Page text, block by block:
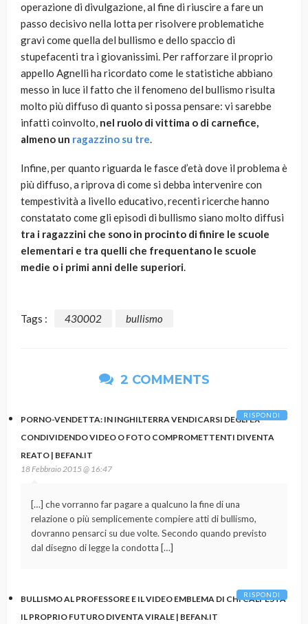
operazione di divulgazione, al fine di riuscire a fare un
passo decisivo nella lotta per risolvere problematiche
gravi come quella del bullismo e dello spaccio di
stupefacenti tra i giovanissimi. Per rafforzare il proprio
appello Agnelli ha ricordato come le statistiche abbiano
messo in luce il fatto che il fenomeno del bullismo risulta
molto più diffuso di quanto si possa pensare: vi sarebbe
infatti coinvolto, nel ruolo di vittima o di carnefice,
almeno un ragazzino su tre.
Infine, per quanto riguarda le fasce d’età dove il problema è
più diffuso, a riprova di come si debba intervenire con
tempestività a livello educativo, recenti ricerche hanno
constatato come gli episodi di bullismo siano molto diffusi
tra i ragazzini che sono in procinto di finire le scuole
elementari e tra quelli che frequentano le scuole
medie o i primi anni delle superiori.
Tags : 430002 bullismo
2 COMMENTS
PORNO-VENDETTA: IN INGHILTERRA VENDICARSI DEGLI EX
CONDIVIDENDO VIDEO O FOTO COMPROMETTENTI DIVENTA
REATO | BEFAN.IT
18 Febbraio 2015 @ 16:47
[…] che vorranno far pagare a qualcuno la fine di una
relazione o più semplicemente compiere atti di bullismo,
dovranno pensarci su due volte. Secondo quando previsto
dal disegno di legge la condotta […]
RISPONDI
BULLISMO AL PROFESSORE E IL VIDEO EMBLEMA DI CHI CALPESTA
IL PROPRIO FUTURO DIVENTA VIRALE | BEFAN.IT
RISPONDI